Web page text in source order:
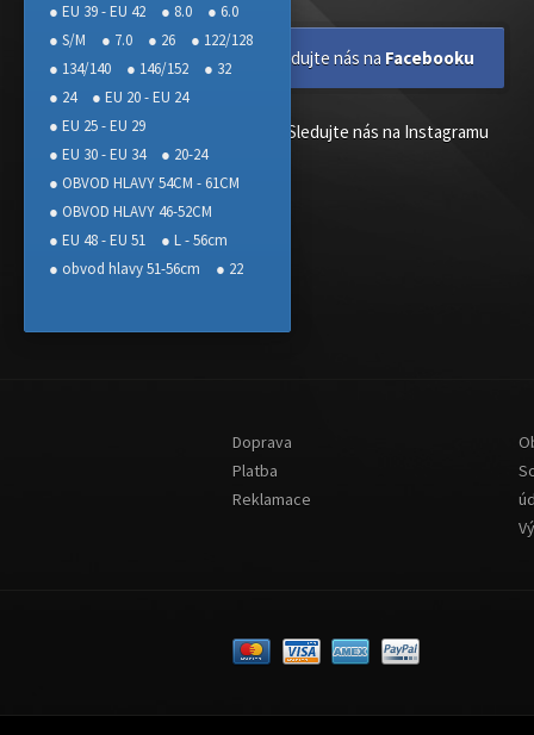
● EU 39 - EU 42
● 8.0
● 6.0
● S/M
● 7.0 ● 26
● 122/128
● 134/140
● 146/152
● 32
● 24
● EU 20 - EU 24
● EU 25 - EU 29
● EU 30 - EU 34
● 20-24
● OBVOD HLAVY 54CM - 61CM
● OBVOD HLAVY 46-52CM
● EU 48 - EU 51
● L - 56cm
● obvod hlavy 51-56cm
● 22
Sledujte nás na Facebooku
Sledujte nás na Instagramu
Doprava
Platba
Reklamace